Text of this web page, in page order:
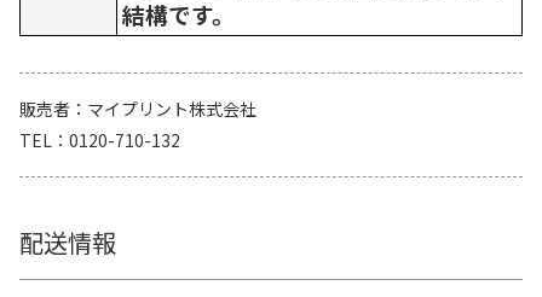
結構です。
販売者
マイプリント株式会社
TEL
0120-710-132
配送情報